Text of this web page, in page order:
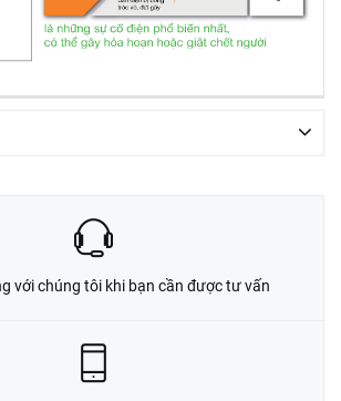
với chúng tôi khi bạn cần được tư vấn